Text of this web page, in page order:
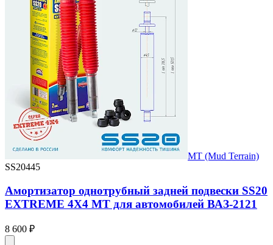
MT (Mud Terrain)
SS20445
Амортизатор однотрубный задней подвески SS20
EXTREME 4X4 MT для автомобилей ВАЗ-2121
8 600 ₽